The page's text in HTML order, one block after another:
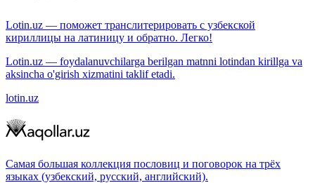
Lotin.uz — поможет транслитерировать с узбекской
кириллицы на латиницу и обратно. Легко!
Lotin.uz — foydalanuvchilarga berilgan matnni lotindan kirillga va
aksincha o'girish xizmatini taklif etadi.
lotin.uz
Самая большая коллекция пословиц и поговорок на трёх
языках (узбекский, русский, английский).